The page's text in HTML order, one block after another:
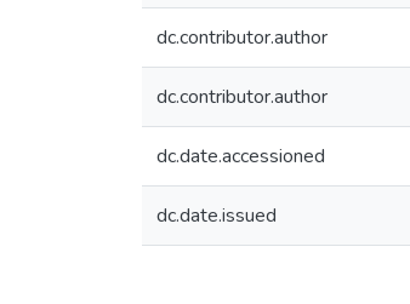
dc.contributor.author
dc.contributor.author
dc.date.accessioned
dc.date.issued